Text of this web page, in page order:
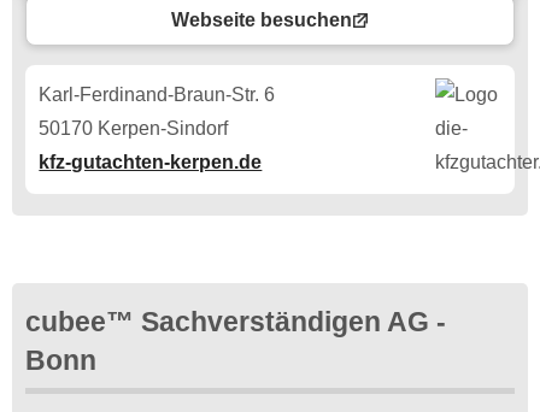
Webseite besuchen
Karl-Ferdinand-Braun-Str. 6
50170 Kerpen-Sindorf
kfz-gutachten-kerpen.de
cubee™ Sachverständigen AG -
Bonn